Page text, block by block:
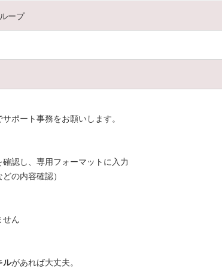
います！
ープ
ポート事務をお願いします。
認し、専用フォーマットに入力
の内容確認）
ん
ルがあれば大丈夫。